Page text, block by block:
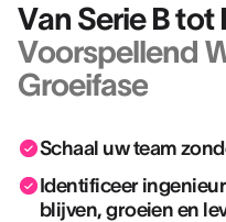
Van Serie B
Voorspellend
Groeifase
Schaal uw team
Identificeer
blijven, groeien en